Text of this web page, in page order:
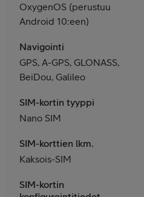
OxygenOS (perustuu
Android 10:een)
Navigointi
GPS, A-GPS, GLONASS,
BeiDou, Galileo
SIM-kortin tyyppi
Nano SIM
SIM-korttien lkm.
Kaksois-SIM
SIM-kortin